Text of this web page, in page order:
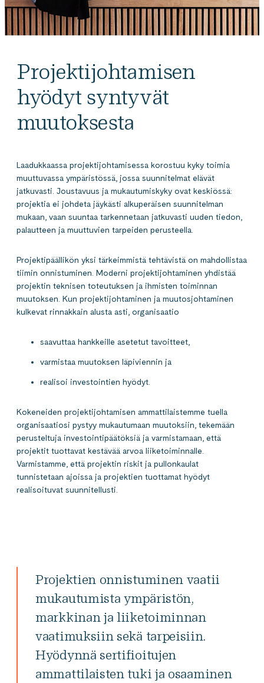
Projektijohtamisen
hyödyt syntyvät
muutoksesta
Laadukkaassa projektijohtamisessa korostuu kyky toimia
muuttuvassa ympäristössä, jossa suunnitelmat elävät
jatkuvasti. Joustavuus ja mukautumiskyky ovat keskiössä:
projektia ei johdeta jäykästi alkuperäisen suunnitelman
mukaan, vaan suuntaa tarkennetaan jatkuvasti uuden tiedon,
palautteen ja muuttuvien tarpeiden perusteella.
Projektipäällikön yksi tärkeimmistä tehtävistä on mahdollistaa
tiimin onnistuminen. Moderni projektijohtaminen yhdistää
projektin teknisen toteutuksen ja ihmisten toiminnan
muutoksen. Kun projektijohtaminen ja muutosjohtaminen
kulkevat rinnakkain alusta asti, organisaatio
saavuttaa hankkeille asetetut tavoitteet,
varmistaa muutoksen läpiviennin ja
realisoi investointien hyödyt.
Kokeneiden projektijohtamisen ammattilaistemme tuella
organisaatiosi pystyy mukautumaan muutoksiin, tekemään
perusteltuja investointipäätöksiä ja varmistamaan, että
projektit tuottavat kestävää arvoa liiketoiminnalle.
Varmistamme, että projektin riskit ja pullonkaulat
tunnistetaan ajoissa ja projektien tuottamat hyödyt
realisoituvat suunnitellusti.
Projektien onnistuminen vaatii
mukautumista ympäristön,
markkinan ja liiketoiminnan
vaatimuksiin sekä tarpeisiin.
Hyödynnä sertifioitujen
ammattilaisten tuki ja osaaminen